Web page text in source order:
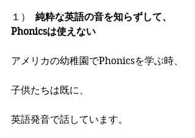
純粋な英語の音を知らずして、
Phonicsは使えない
アメリカの幼稚園でPhonicsを学ぶ時、
子供たちは既に、
英語発音で話しています。